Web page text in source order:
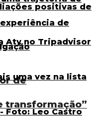
de
transformação”